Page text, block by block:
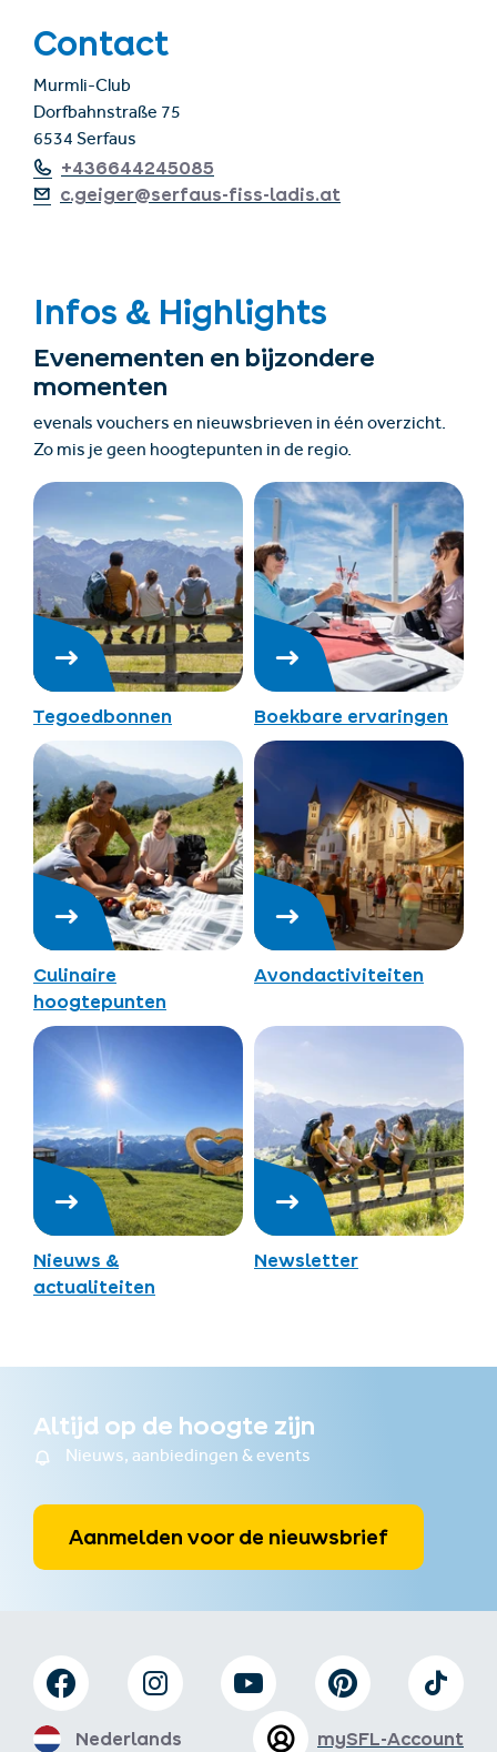
Contact
Murmli-Club
Dorfbahnstraße 75
6534 Serfaus
+436644245085
c.geiger@serfaus-fiss-ladis.at
Infos & Highlights
Evenementen en bijzondere
momenten
evenals vouchers en nieuwsbrieven in één overzicht.
Zo mis je geen hoogtepunten in de regio.
Tegoedbonnen Boekbare ervaringen
Culinaire
hoogtepunten
Avondactiviteiten
Nieuws &
actualiteiten
Newsletter
Altijd op de hoogte zijn
Nieuws, aanbiedingen & events
Aanmelden voor de nieuwsbrief
mySFL-Account
Nederlands